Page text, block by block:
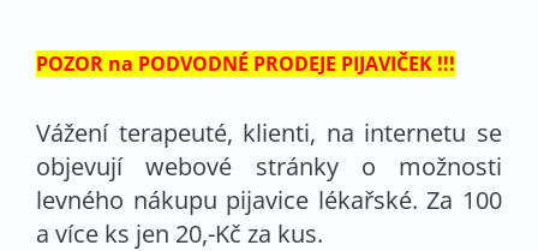
POZOR na PODVODNÉ PRODEJE PIJAVIČEK !!!
Vážení terapeuté, klienti, na internetu se
objevují webové stránky o možnosti
levného nákupu pijavice lékařské. Za 100
a více ks jen 20,-Kč za kus.